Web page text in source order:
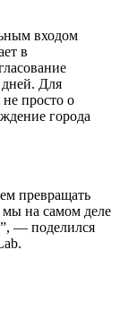
входом
в
дней. Для
просто о
города
превращать
мы на самом деле
— поделился